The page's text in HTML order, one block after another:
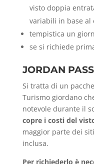
visto doppia
variabili in base al
tempistica un
se si richiede
JORDAN PASS
Si tratta di un
Turismo giordano
notevole durante il
copre i costi del
maggior parte dei
inclusa.
Per richiederlo è